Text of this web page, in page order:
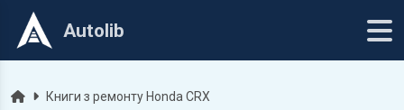
Autolib
ГоловнаКниги з ремонту Honda CRX